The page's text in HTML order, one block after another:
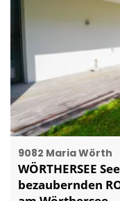
9082 Maria Wörth
WÖRTHERSEE
bezaubernden